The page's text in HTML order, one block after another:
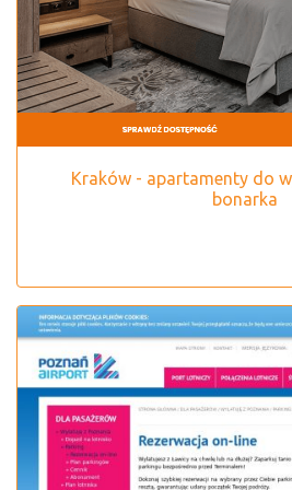
Kraków - apartamenty do
bonarka